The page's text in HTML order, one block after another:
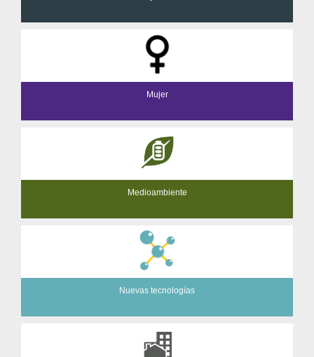
Mujer
Medioambiente
Nuevas tecnologías